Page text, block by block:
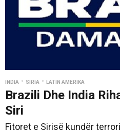
INDIA • SIRIA • LATIN AMERIKA
Brazili Dhe India
Siri
Fitoret e Sirisë kundër